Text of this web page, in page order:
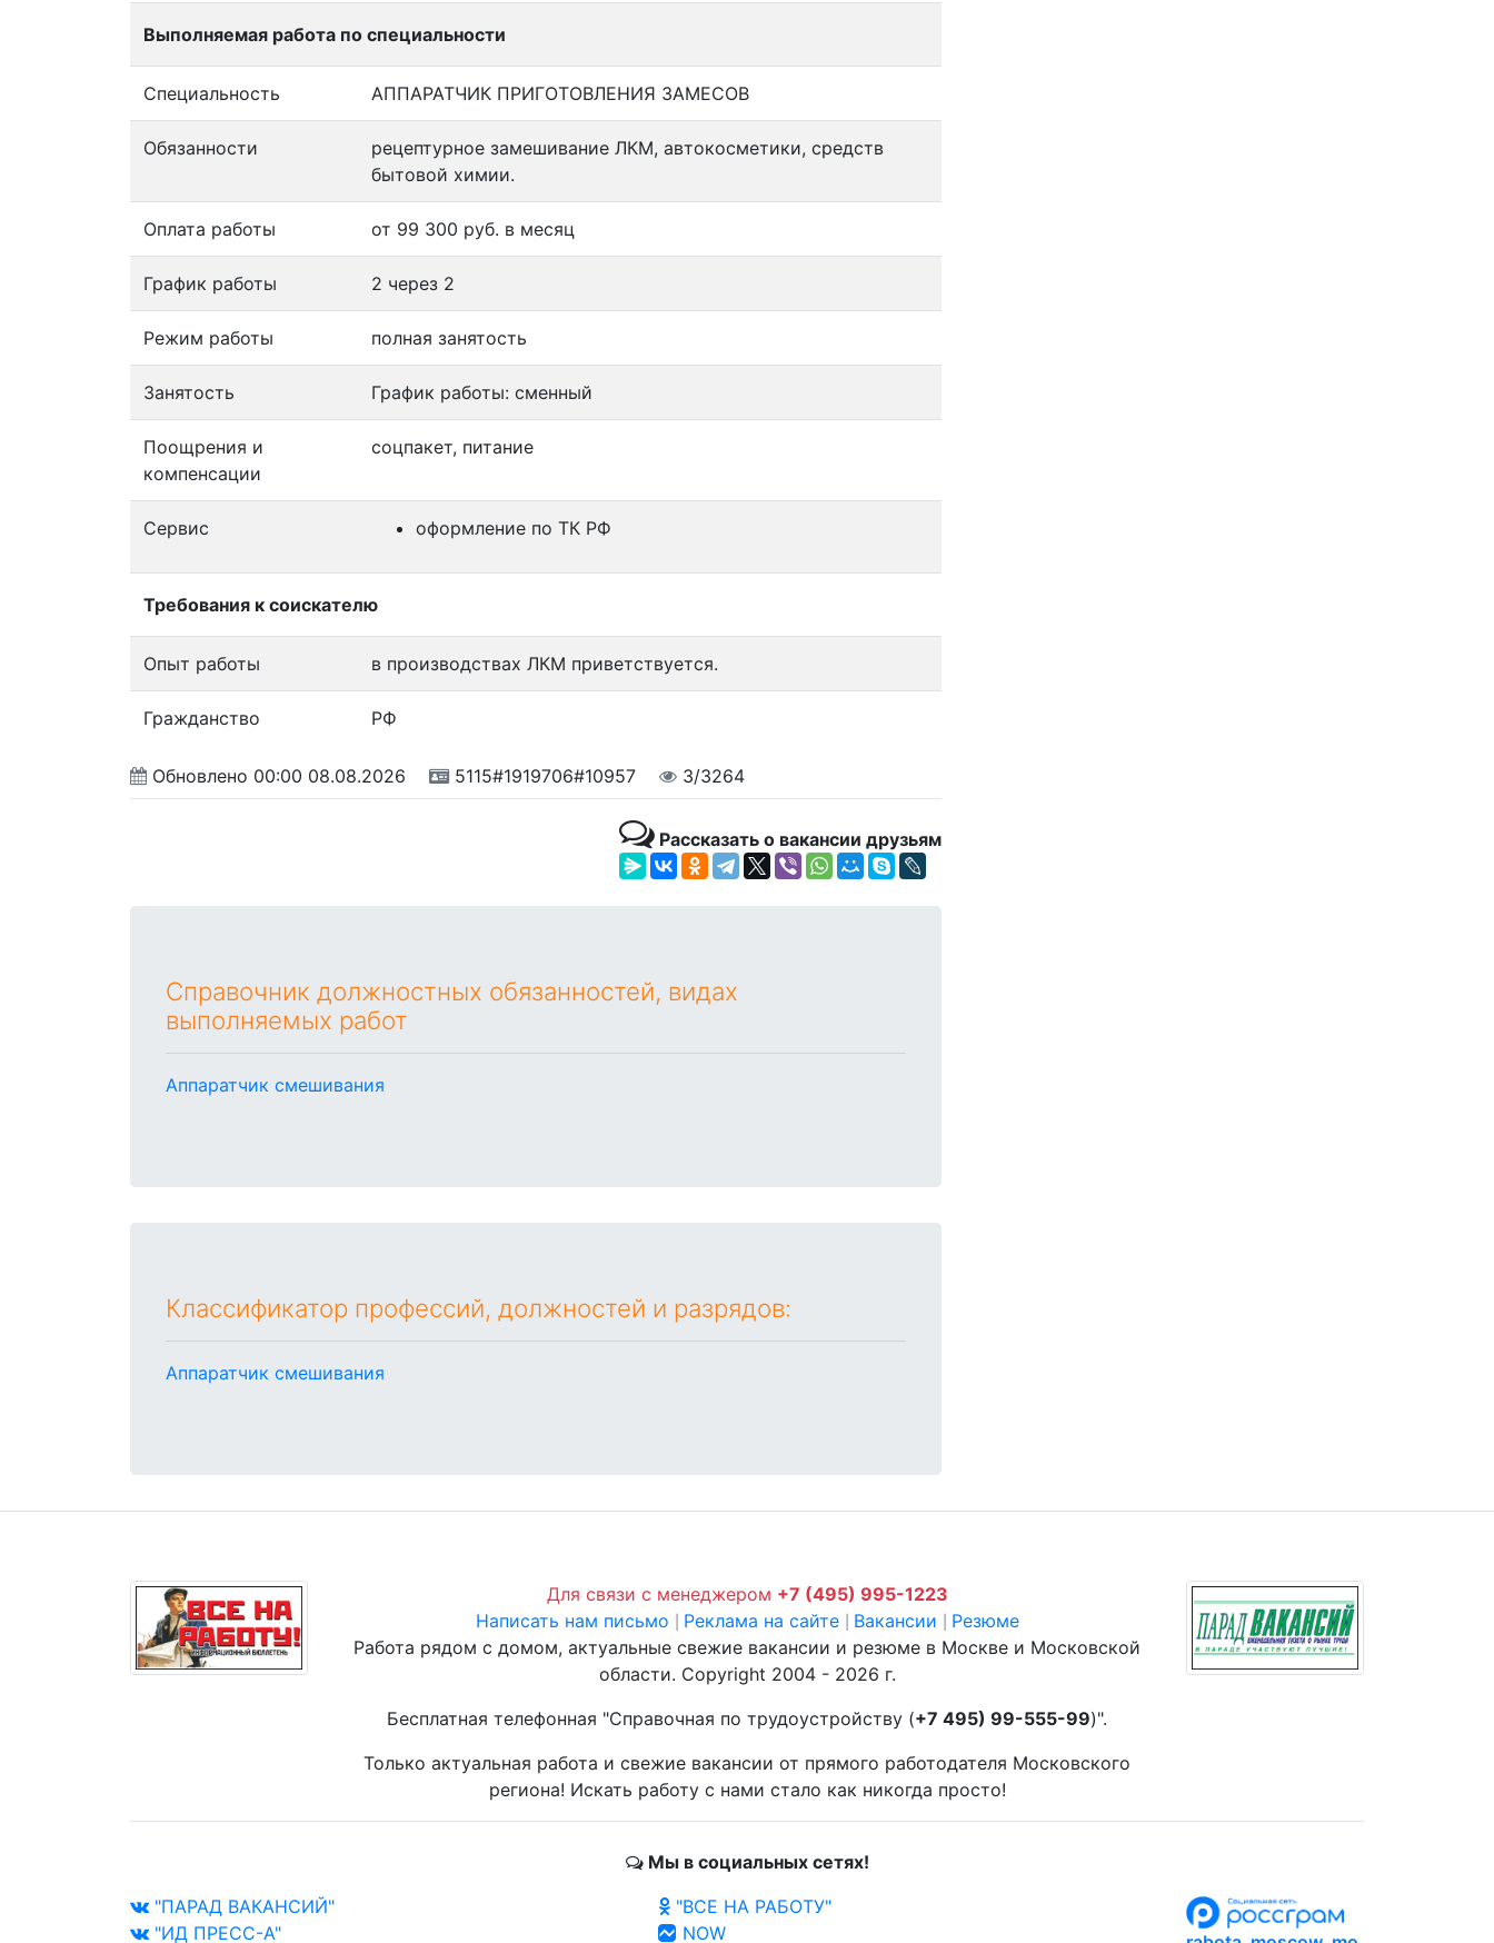
Выполняемая работа по специальности
Специальность АППАРАТЧИК ПРИГОТОВЛЕНИЯ ЗАМЕСОВ
Обязанности
рецептурное замешивание ЛКМ, автокосметики, средств
бытовой химии.
Оплата работы от 99 300 руб. в месяц
График работы 2 через 2
Режим работы полная занятость
Занятость График работы: сменный
Поощрения и
компенсации
соцпакет, питание
Сервис оформление по ТК РФ
Требования к соискателю
Опыт работы в производствах ЛКМ приветствуется.
Гражданство РФ
Обновлено 00:00 08.08.2026 5115#1919706#10957 3/3264
Рассказать о вакансии друзьям
Справочник должностных обязанностей, видах
выполняемых работ
Аппаратчик смешивания
Классификатор профессий, должностей и разрядов:
Аппаратчик смешивания
Для связи с менеджером +7 (495) 995-1223
Написать нам письмо
Реклама на сайте Вакансии
Резюме
Работа рядом с домом, актуальные свежие вакансии и резюме в Москве и Московской
области. Copyright 2004 - 2026 г.
Бесплатная телефонная "Справочная по трудоустройству (+7 495) 99-555-99)".
Только актуальная работа и свежие вакансии от прямого работодателя Московского
региона! Искать работу с нами стало как никогда просто!
Мы в социальных сетях!
"ПАРАД ВАКАНСИЙ"
"ИД ПРЕСС-А"
"ВСЕ НА РАБОТУ"
NOW